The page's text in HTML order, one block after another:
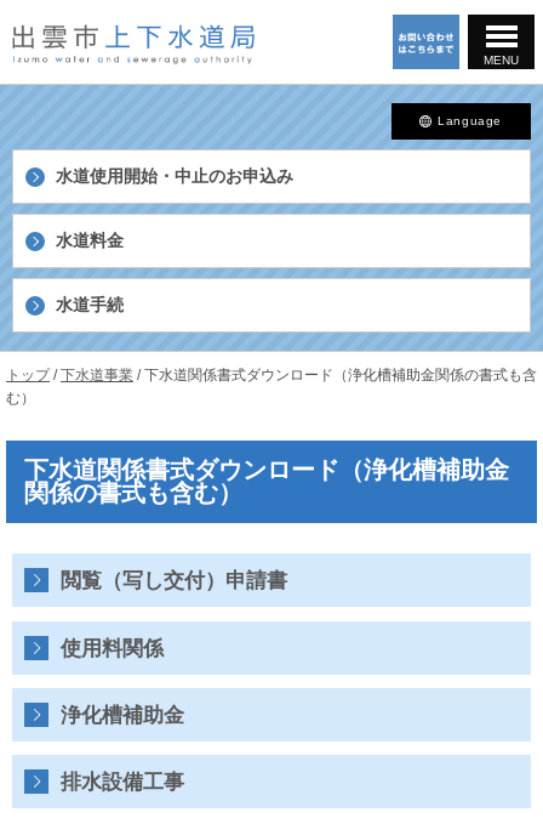
Language
水道使用開始・中止のお申込み
水道料金
水道手続
根
県
下
MENU
現
在
位
置：
トップ/下水道事業 /下水道関係書式ダウンロード（浄化槽補助金関係の書式も含
む）
下水道関係書式ダウンロード（浄化槽補助金
関係の書式も含む）
閲覧（写し交付）申請書
使用料関係
浄化槽補助金
排水設備工事